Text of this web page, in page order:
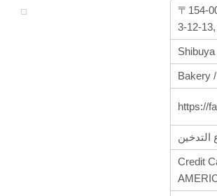
〒154-
3-12-
Shibuya
Bakery
https://
التدخين
Credit